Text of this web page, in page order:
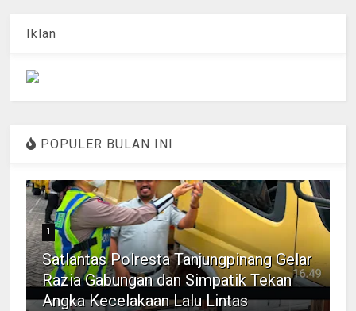
Iklan
POPULER BULAN INI
1
Satlantas Polresta Tanjungpinang Gelar
Razia Gabungan dan Simpatik Tekan
Angka Kecelakaan Lalu Lintas